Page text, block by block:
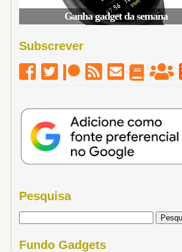
Ganha gadget da semana
Subscrever
Pesquisa
Fundo Gadgets